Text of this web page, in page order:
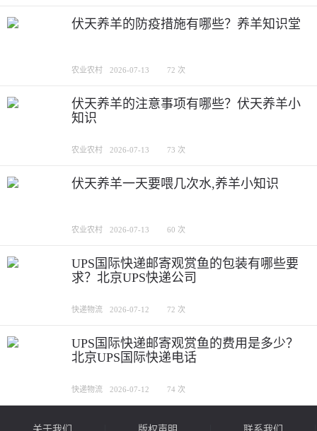
伏天养羊的防疫措施有哪些？养羊知识堂
农业农村 2026-07-13 72 次
伏天养羊的注意事项有哪些？伏天养羊小
知识
农业农村 2026-07-13 73 次
伏天养羊一天要喂几次水,养羊小知识
农业农村 2026-07-13 60 次
UPS国际快递邮寄观赏鱼的包装有哪些要
求？北京UPS快递公司
快递物流 2026-07-12 72 次
UPS国际快递邮寄观赏鱼的费用是多少？
北京UPS国际快递电话
快递物流 2026-07-12 74 次